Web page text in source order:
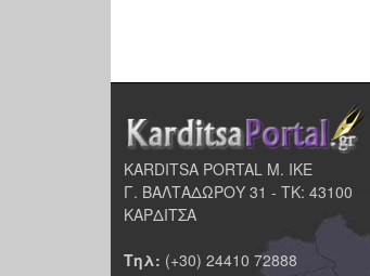
KARDITSA PORTAL Μ. ΙΚΕ
Γ. ΒΑΛΤΑΔΩΡΟΥ 31 - ΤΚ: 43100
ΚΑΡΔΙΤΣΑ
Τηλ: (+30) 24410 72888